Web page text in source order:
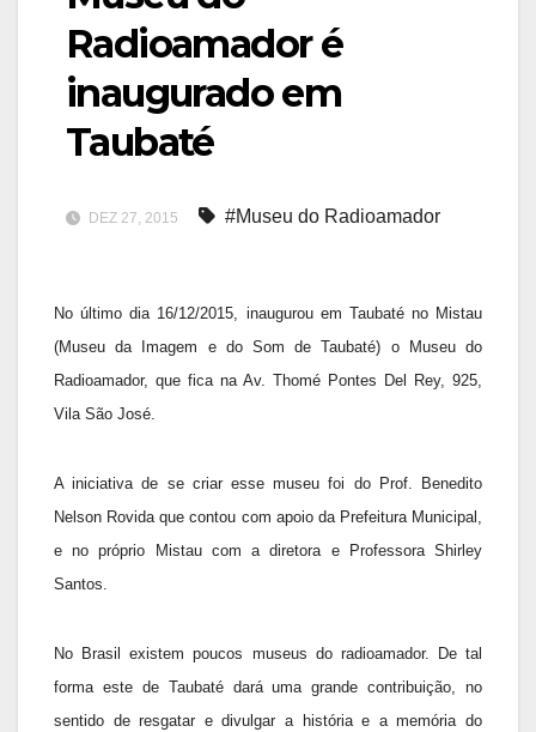
Radioamador é
inaugurado em
Taubaté
DEZ 27, 2015 #Museu do Radioamador
No último dia 16/12/2015, inaugurou em Taubaté no Mistau
(Museu da Imagem e do Som de Taubaté) o Museu do
Radioamador, que fica na Av. Thomé Pontes Del Rey, 925,
Vila São José.
A iniciativa de se criar esse museu foi do Prof. Benedito
Nelson Rovida que contou com apoio da Prefeitura Municipal,
e no próprio Mistau com a diretora e Professora Shirley
Santos.
No Brasil existem poucos museus do radioamador. De tal
forma este de Taubaté dará uma grande contribuição, no
sentido de resgatar e divulgar a história e a memória do